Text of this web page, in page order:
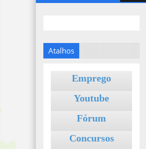
Atalhos
Emprego
Youtube
Fórum
Concursos